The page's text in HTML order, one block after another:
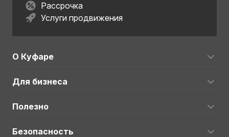
Рассрочка
Услуги продвижения
О Куфаре
Для бизнеса
Полезно
Безопасность